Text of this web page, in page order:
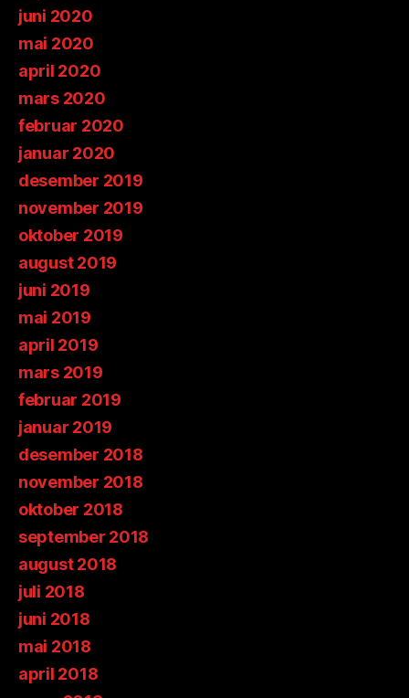
juni 2020
mai 2020
april 2020
mars 2020
februar 2020
januar 2020
desember 2019
november 2019
oktober 2019
august 2019
juni 2019
mai 2019
april 2019
mars 2019
februar 2019
januar 2019
desember 2018
november 2018
oktober 2018
september 2018
august 2018
juli 2018
juni 2018
mai 2018
april 2018